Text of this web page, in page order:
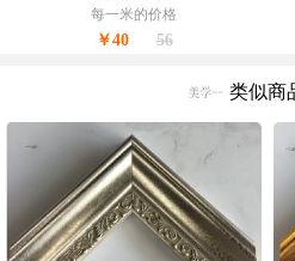
每一米的价格
￥40 56
类似商